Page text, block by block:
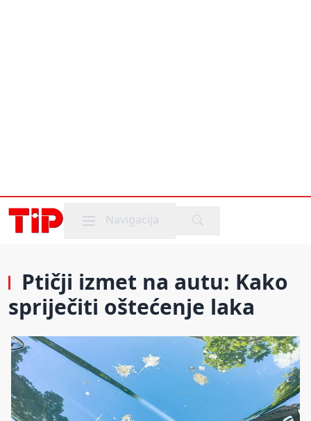
Mobile menu
Navigacija
Ptičji izmet na autu: Kako
spriječiti oštećenje laka